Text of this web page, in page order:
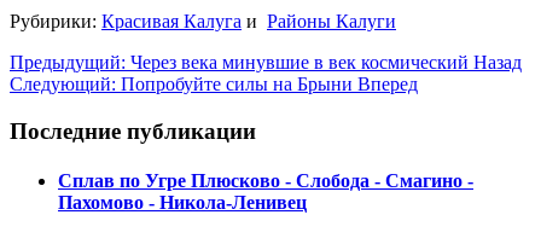
Рубирики: Красивая Калуга и Районы Калуги
Предыдущий: Через века минувшие в век космический Назад
Следующий: Попробуйте силы на Брыни Вперед
Последние публикации
Сплав по Угре Плюсково - Слобода - Смагино -
Пахомово - Никола-Ленивец